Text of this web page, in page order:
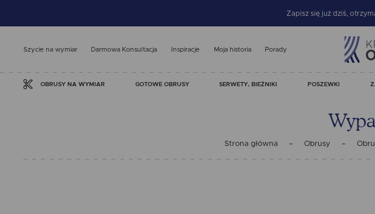
Zapisz się już dziś,
Szycie na wymiar Darmowa Konsultacja Inspiracje Moja historia Porady
OBRUSY NA WYMIAR GOTOWE OBRUSY SERWETY, BIEŻNIKI POSZEWKI
Strona główna Obrusy